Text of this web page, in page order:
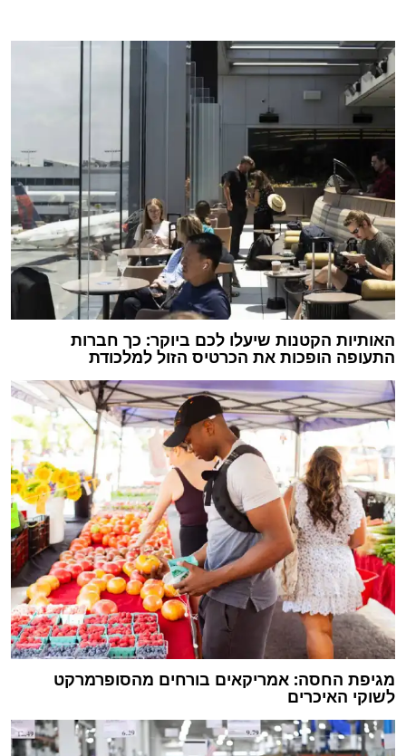
האותיות הקטנות שיעלו לכם ביוקר: כך חברות
התעופה הופכות את הכרטיס הזול למלכודת
מגיפת החסה: אמריקאים בורחים מהסופרמרקט
לשוקי האיכרים